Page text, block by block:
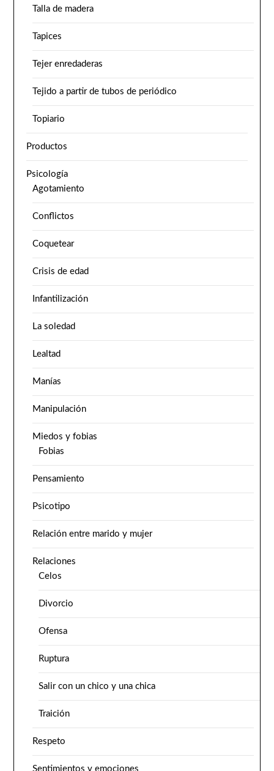
Talla de madera
Tapices
Tejer enredaderas
Tejido a partir de tubos de periódico
Topiario
Productos
Psicología
Agotamiento
Conflictos
Coquetear
Crisis de edad
Infantilización
La soledad
Lealtad
Manías
Manipulación
Miedos y fobias
Fobias
Pensamiento
Psicotipo
Relación entre marido y mujer
Relaciones
Celos
Divorcio
Ofensa
Ruptura
Salir con un chico y una chica
Traición
Respeto
Sentimientos y emociones